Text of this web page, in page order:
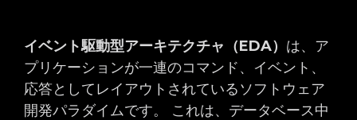
イベント駆動型アーキテクチャ（EDA） は、ア
プリケーションが一連のコマンド、イベント、
応答としてレイアウトされているソフトウェア
開発パラダイムです。 これは、データベース中